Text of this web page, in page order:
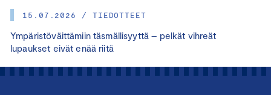
15.07.2026 / TIEDOTTEET
Ympäristöväittämiin täsmällisyyttä – pelkät vihreät
lupaukset eivät enää riitä